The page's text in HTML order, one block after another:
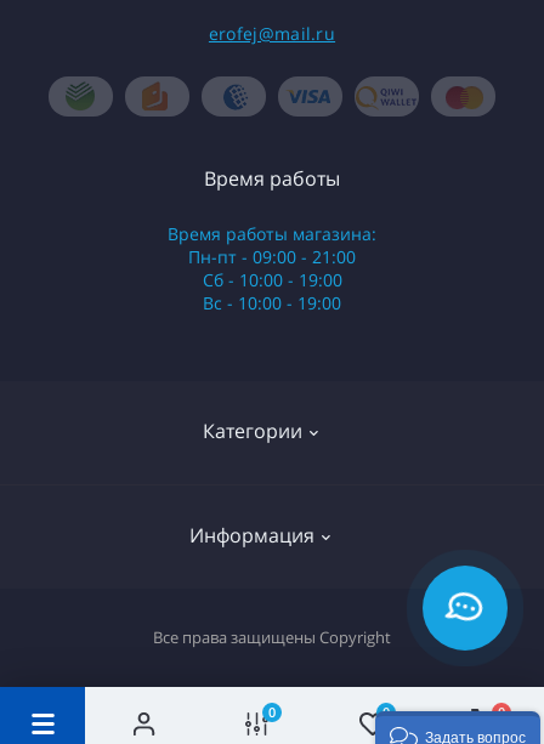
0 0 0
erofej@mail.ru
Категории
Российские сигареты
Информация
Вопрос-ответ
Время работы
Время работы магазина:
Пн-пт - 09:00 - 21:00
Сб - 10:00 - 19:00
Вс - 10:00 - 19:00
Все права защищены Copyright
Задать вопрос